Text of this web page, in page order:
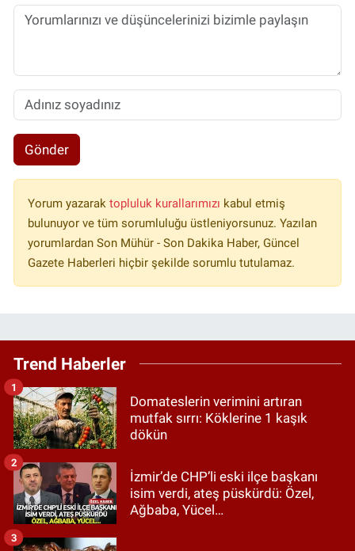
Gönder
Yorum yazarak topluluk kurallarımızı kabul etmiş
bulunuyor ve tüm sorumluluğu üstleniyorsunuz. Yazılan
yorumlardan Son Mühür - Son Dakika Haber, Güncel
Gazete Haberleri hiçbir şekilde sorumlu tutulamaz.
Trend Haberler
Domateslerin verimini artıran
mutfak sırrı: Köklerine 1 kaşık
dökün
1
İzmir’de CHP’li eski ilçe başkanı
isim verdi, ateş püskürdü: Özel,
Ağbaba, Yücel…
2
3